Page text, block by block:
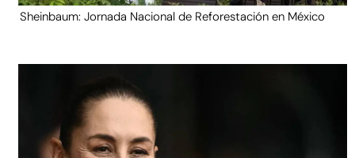
Sheinbaum: Jornada Nacional de Reforestación en México